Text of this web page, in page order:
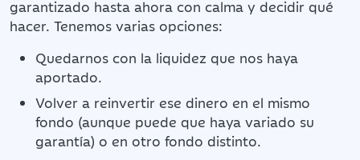
garantizado hasta ahora con calma y decidir qué
hacer. Tenemos varias opciones:
Quedarnos con la liquidez que nos haya
aportado.
Volver a reinvertir ese dinero en el mismo
fondo (aunque puede que haya variado su
garantía) o en otro fondo distinto.